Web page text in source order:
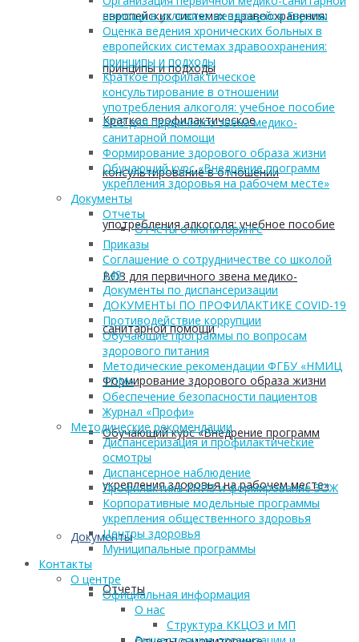
европейских системах здравоохранения:
принципы и подходы
Краткое профилактическое
консультирование в отношении
употребления алкоголя: учебное пособие
ВОЗ для первичного звена медико-
санитарной помощи
Формирование здорового образа жизни
Обучающий курс «Внедрение программ
укрепления здоровья на рабочем месте»
Документы
Отчеты
помощи в условиях меняющейся Европы
Оценка ведения хронических больных в
европейских системах здравоохранения:
принципы и подходы
Краткое профилактическое
консультирование в отношении
употребления алкоголя: учебное пособие
ВОЗ для первичного звена медико-
санитарной помощи
Формирование здорового образа жизни
Обучающий курс «Внедрение программ
укрепления здоровья на рабочем месте»
Документы
Отчеты
Отчеты о мониторинге
Приказы
Соглашение о сотрудничестве со школой
149
Документы по диспансеризации
ДОКУМЕНТЫ ПО ПРОФИЛАКТИКЕ COVID-19
Противодействие коррупции
Обучающие программы по вопросам
здорового питания
Методические рекомендации ФГБУ «НМИЦ
ТПМ»
Обеспечение безопасности пациентов
Журнал «Профи»
Методические рекомендации
Диспансеризация и профилактические
осмотры
Диспансерное наблюдение
Профилактика ХНИЗ и формирование ЗОЖ
Корпоративные модельные программы
укрепления общественного здоровья
Центры здоровья
Муниципальные программы
Контакты
О центре
Официальная информация
О нас
Структура ККЦОЗ и МП